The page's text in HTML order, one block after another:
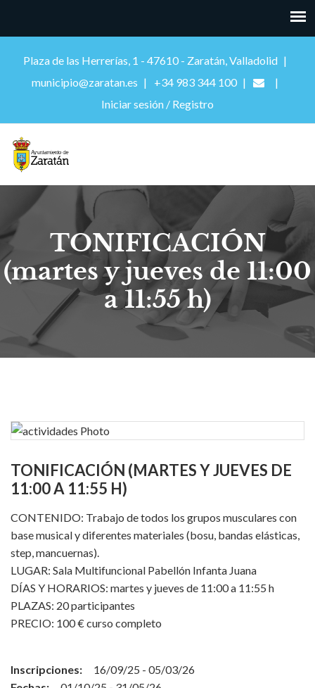
Plaza de las Herrerías, 1 - 47610 - Zaratán, Valladolid
municipio@zaratan.es
+34 983 344 100
Iniciar sesión / Registro
TONIFICACIÓN
(martes y jueves de 11:00
a 11:55 h)
TONIFICACIÓN (MARTES Y JUEVES DE
11:00 A 11:55 H)
CONTENIDO: Trabajo de todos los grupos musculares con
base musical y diferentes materiales (bosu, bandas elásticas,
step, mancuernas).
LUGAR: Sala Multifuncional Pabellón Infanta Juana
DÍAS Y HORARIOS: martes y jueves de 11:00 a 11:55 h
PLAZAS: 20 participantes
PRECIO: 100 € curso completo
Inscripciones:
16/09/25 - 05/03/26